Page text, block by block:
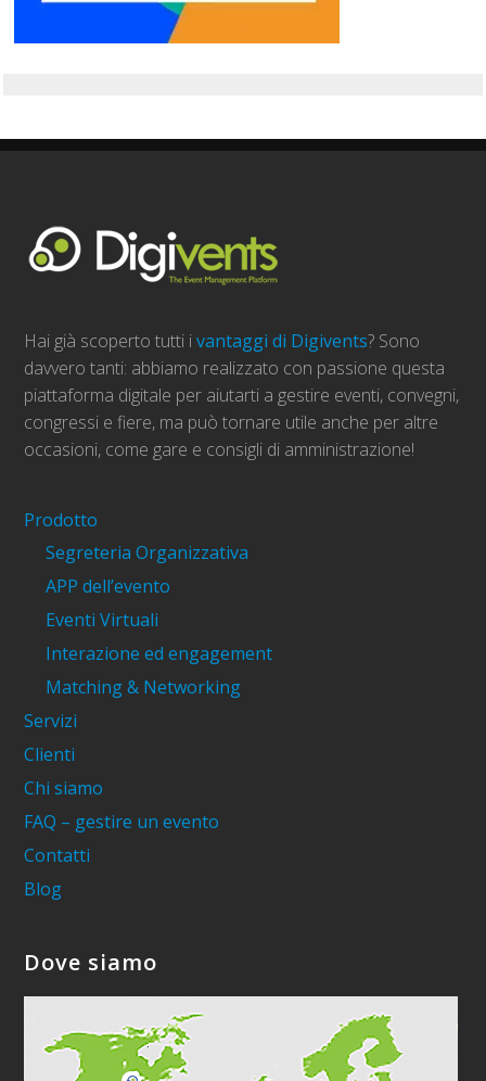
Hai già scoperto tutti ivantaggi di Digivents? Sono
davvero tanti: abbiamo realizzato con passione questa
piattaforma digitale per aiutarti a gestire eventi, convegni,
congressi e fiere, ma può tornare utile anche per altre
occasioni, come gare e consigli di amministrazione!
Prodotto
Segreteria Organizzativa
APP dell’evento
Eventi Virtuali
Interazione ed engagement
Matching & Networking
Servizi
Clienti
Chi siamo
FAQ – gestire un evento
Contatti
Blog
Dove siamo